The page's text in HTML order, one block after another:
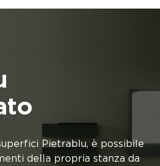
Pietrablu, è possibile
della propria stanza da